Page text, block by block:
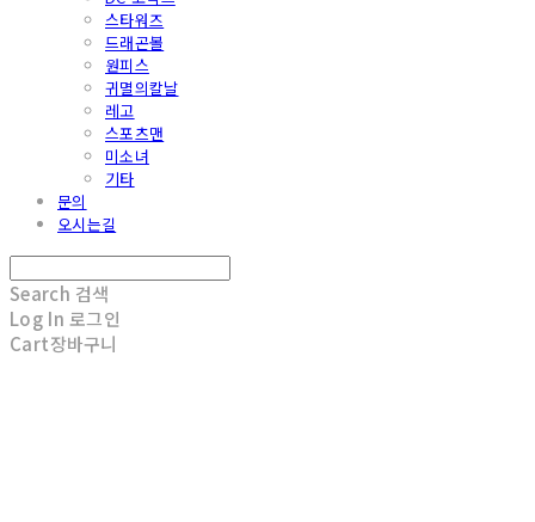
스타워즈
드래곤볼
원피스
귀멸의칼날
레고
스포츠맨
미소녀
기타
문의
오시는길
Search 검색
Log In 로그인
Cart장바구니